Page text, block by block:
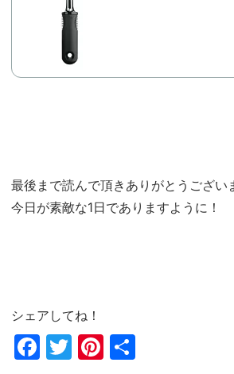
最後まで読んで頂きありがとうござい
今日が素敵な1日でありますように！
シェアしてね！
Fac
Twi
Pin